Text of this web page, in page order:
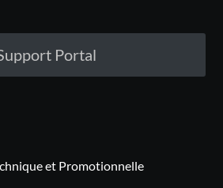
Portal
et Promotionnelle